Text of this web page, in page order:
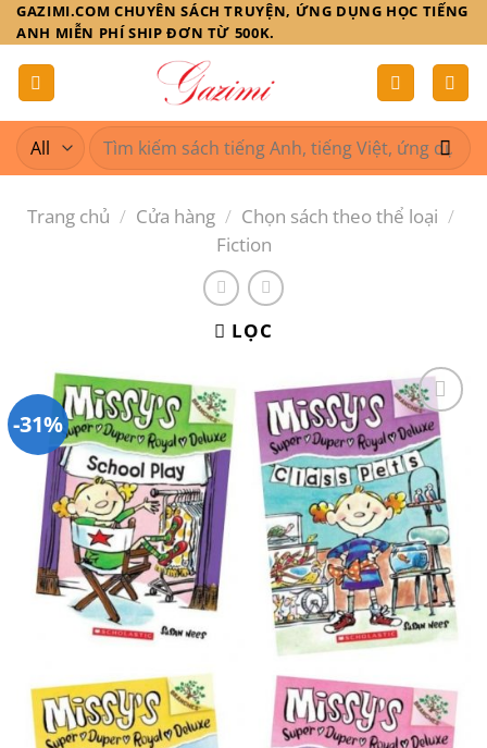
Skip
to
content
GAZIMI.COM CHUYÊN SÁCH TRUYỆN, ỨNG DỤNG HỌC TIẾNG
ANH MIỄN PHÍ SHIP ĐƠN TỪ 500K.
Tìm
kiếm:
Trang chủ / Cửa hàng / Chọn sách theo thể loại /
Fiction
LỌC
-31%
Add to
wishlist